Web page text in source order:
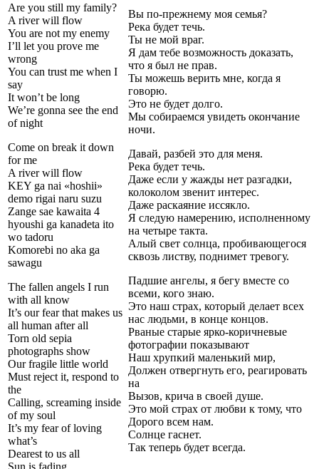
Are you still my family?
A river will flow
You are not my enemy
I’ll let you prove me
wrong
You can trust me when I
say
It won’t be long
We’re gonna see the end
of night
Come on break it down
for me
A river will flow
KEY ga nai «hoshii»
demo rigai naru suzu
Zange sae kawaita 4
hyoushi ga kanadeta ito
wo tadoru
Komorebi no aka ga
sawagu
The fallen angels I run
with all know
It’s our fear that makes us
all human after all
Torn old sepia
photographs show
Our fragile little world
Must reject it, respond to
the
Calling, screaming inside
of my soul
It’s my fear of loving
what’s
Dearest to us all
Sun is fading
Вы по-прежнему моя семья?
Река будет течь.
Ты не мой враг.
Я дам тебе возможность доказать,
что я был не прав.
Ты можешь верить мне, когда я
говорю.
Это не будет долго.
Мы собираемся увидеть окончание
ночи.
Давай, разбей это для меня.
Река будет течь.
Даже если у жажды нет разгадки,
колоколом звенит интерес.
Даже раскаяние иссякло.
Я следую намерению, исполненному
на четыре такта.
Алый свет солнца, пробивающегося
сквозь листву, поднимет тревогу.
Падшие ангелы, я бегу вместе со
всеми, кого знаю.
Это наш страх, который делает всех
нас людьми, в конце концов.
Рваные старые ярко-коричневые
фотографии показывают
Наш хрупкий маленький мир,
Должен отвергнуть его, реагировать
на
Вызов, крича в своей душе.
Это мой страх от любви к тому, что
Дорого всем нам.
Солнце гаснет.
Так теперь будет всегда.